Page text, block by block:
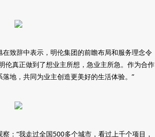
致辞中表示，明伦集团的前瞻布局和服务理念令
伦真正做到了想业主所想，急业主所急。作为合作
地，共同为业主创造更美好的生活体验。”
：“我走过全国500多个城市，看过上千个项目，